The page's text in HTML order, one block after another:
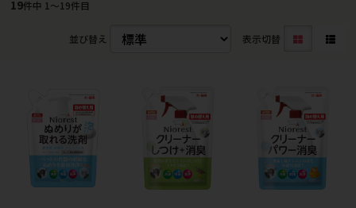
19件中 1〜19件目
並び替え 表示切替